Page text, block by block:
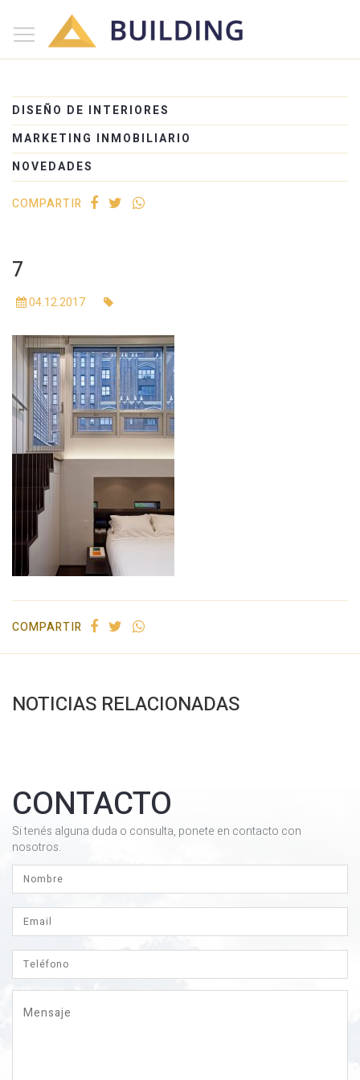
Inicio
Proyectos
DISEÑO DE INTERIORES
MARKETING INMOBILIARIO
NOVEDADES
COMPARTIR
7
04.12.2017
COMPARTIR
NOTICIAS RELACIONADAS
CONTACTO
Si tenés alguna duda o consulta, ponete en contacto con
nosotros.